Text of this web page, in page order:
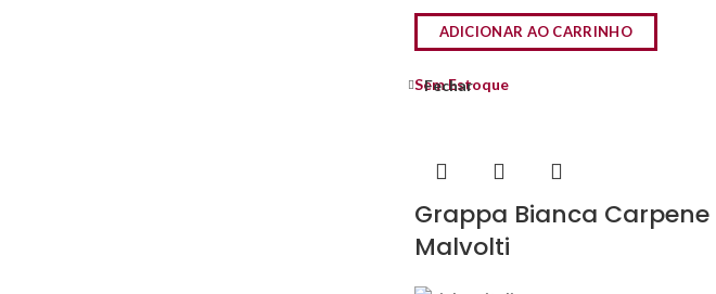
ADICIONAR AO CARRINHO
Sem Estoque
Fechar
Grappa Bianca Carpene
Malvolti